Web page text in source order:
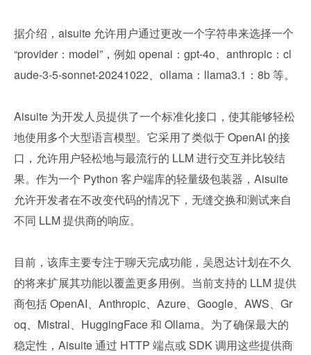
据介绍，aisuite 允许用户通过更改一个字符串来选择一个
“provider：model”，例如 openai：gpt-4o、anthropic：cl
aude-3-5-sonnet-20241022、ollama：llama3.1：8b 等。
Aisuite 为开发人员提供了一个标准化接口，使其能够轻松
地使用多个大型语言模型。它采用了类似于 OpenAI 的接
口，允许用户轻松地与最流行的 LLM 进行交互并比较结
果。作为一个 Python 客户端库的轻量级包装器，Aisuite
允许开发者在不改变代码的情况下，无缝交换和测试来自
不同 LLM 提供商的响应。
目前，该库主要专注于聊天完成功能，吴恩达计划在不久
的将来扩展其功能以覆盖更多用例。当前支持的 LLM 提供
商包括 OpenAI、Anthropic、Azure、Google、AWS、Gr
oq、Mistral、HuggingFace 和 Ollama。为了确保最大的
稳定性，Aisuite 通过 HTTP 端点或 SDK 调用这些提供商